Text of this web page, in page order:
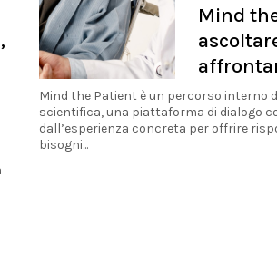
Mind
Mind the Patient è un percorso interno
scientifica, una piattaforma di dialogo
dall’esperienza concreta per offrire
bisogni...